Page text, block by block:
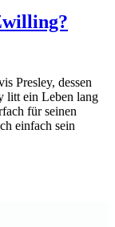
Presley, dessen
litt ein Leben lang
für seinen
einfach sein